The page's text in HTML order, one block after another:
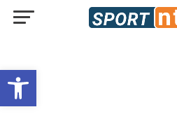
Open toolbar